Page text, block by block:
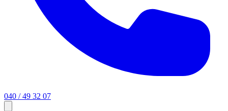
040 / 49 32 07